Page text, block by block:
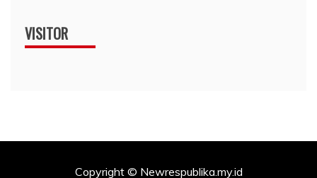
VISITOR
Copyright © Newrespublika.my.id